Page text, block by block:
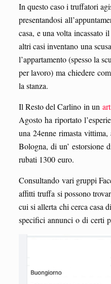
In questo caso i truffatori
presentandosi
casa, e una volta incassato
altri casi inventano una
l’appartamento (spesso la
per lavoro) ma chiedere
la stanza.
Il Resto del Carlino in un
Agosto ha riportato
una 24enne rimasta vittima,
Bologna, di un’ estorsione
rubati 1300 euro.
Consultando vari gruppi
affitti truffa si possono
cui si allerta chi cerca casa
specifici annunci o di certi